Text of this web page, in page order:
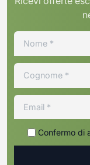
Confermo di